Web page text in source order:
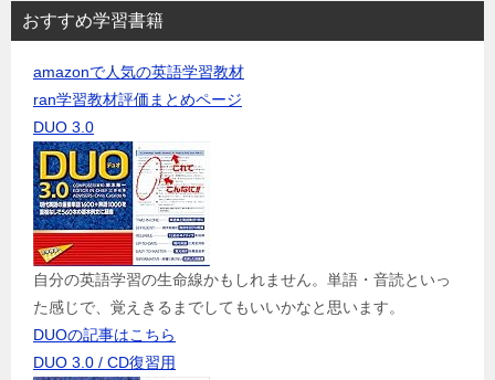
おすすめ学習書籍
amazonで人気の英語学習教材
ran学習教材評価まとめページ
DUO 3.0
自分の英語学習の生命線かもしれません。単語・音読といっ
た感じで、覚えきるまでしてもいいかなと思います。
DUOの記事はこちら
DUO 3.0 / CD復習用